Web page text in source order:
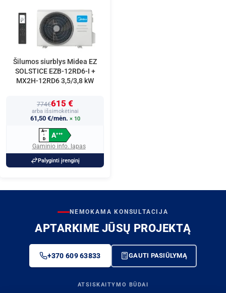
Šilumos siurblys Midea EZ
SOLSTICE EZB-12RD6-I +
MX2H-12RD6 3,5/3,8 kW
774€615 €
arba išsimokėtinai
61,50 €/mėn. × 10
A+++
↑
D
A+++
Gaminio info. lapas
Palyginti įrenginį
NEMOKAMA KONSULTACIJA
APTARKIME JŪSŲ PROJEKTĄ
+370 609 63833 GAUTI PASIŪLYMĄ
ATSISKAITYMO BŪDAI